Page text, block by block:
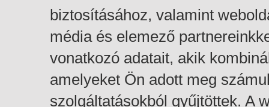
biztosításához, valamint
média és elemező
vonatkozó adatait, akik
amelyeket Ön adott meg
szolgáltatásokból gyűjtöttek. A